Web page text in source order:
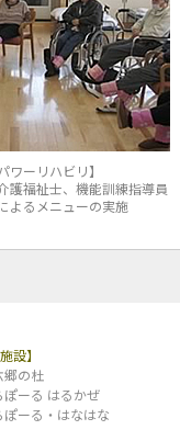
パワーリハビリ】
護福祉士、機能訓練指導員
よるメニューの実施
設】
郷の杜
ぽーる はるかぜ
ぽーる・はなはな